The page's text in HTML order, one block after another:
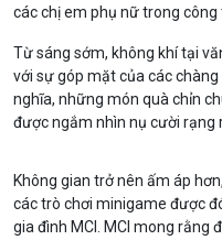
các chị em phụ nữ trong công
Từ sáng sớm, không khí tại
với sự góp mặt của các
nghĩa, những món quà chỉn
được ngắm nhìn nụ cười rạng
Không gian trở nên ấm áp
các trò chơi minigame được
gia đình MCI. MCI mong rằng